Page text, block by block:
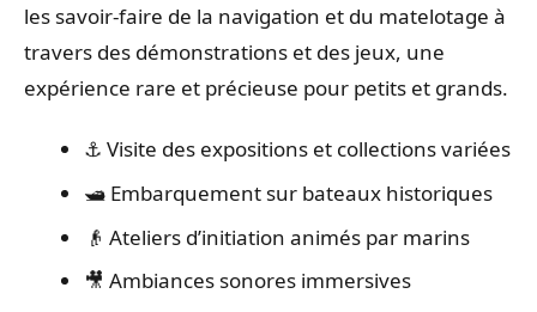
les savoir-faire de la navigation et du matelotage à
travers des démonstrations et des jeux, une
expérience rare et précieuse pour petits et grands.
⚓ Visite des expositions et collections variées
🛥️ Embarquement sur bateaux historiques
👴 Ateliers d’initiation animés par marins
🎥 Ambiances sonores immersives